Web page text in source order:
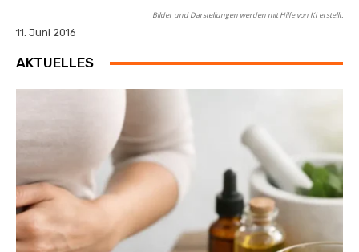
Bilder und Darstellungen werden mit Hilfe von KI erstellt.
11. Juni 2016
AKTUELLES